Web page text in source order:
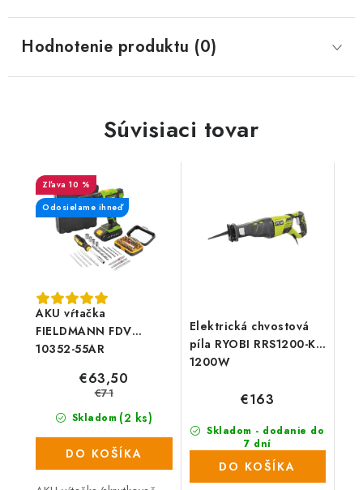
Hodnotenie produktu (0)
Súvisiaci tovar
AKU vŕtačka
FIELDMANN FDV
10352-55AR
10 %
Odosielame ihneď
Skladom (2 ks)
€63,50
€71
DO KOŠÍKA
Elektrická chvostová
píla RYOBI RRS1200-K,
1200W
Skladom - dodanie do
7 dní
(335 ks)
€163
DO KOŠÍKA